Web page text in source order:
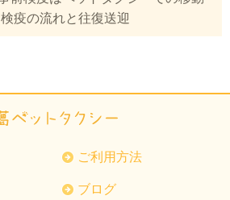
疫の流れと往復送迎
ご利用方法
ブログ